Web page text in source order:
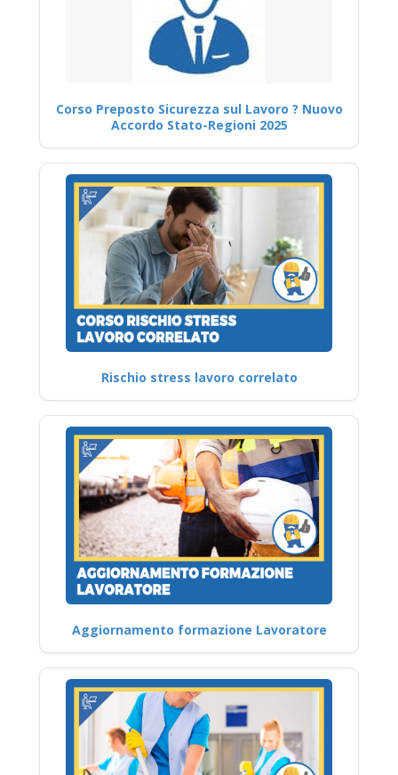
Corso Preposto Sicurezza sul Lavoro ? Nuovo
Accordo Stato-Regioni 2025
Rischio stress lavoro correlato
Aggiornamento formazione Lavoratore